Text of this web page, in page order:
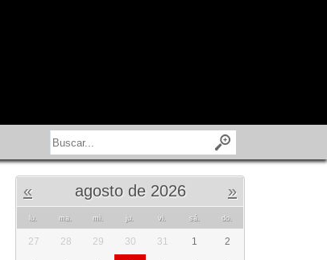
« agosto de 2026 »
lu. ma. mi. ju. vi. sá. do.
27 28 29 30 31 1 2